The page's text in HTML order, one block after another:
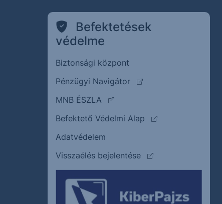
Befektetések
védelme
Biztonsági központ
Pénzügyi Navigátor
(külső oldalra ugrik)
MNB ÉSZLA
(külső oldalra ugrik)
Befektető Védelmi Alap
(külső oldalra
Adatvédelem
Visszaélés bejelentése
(külső oldalra ugrik)